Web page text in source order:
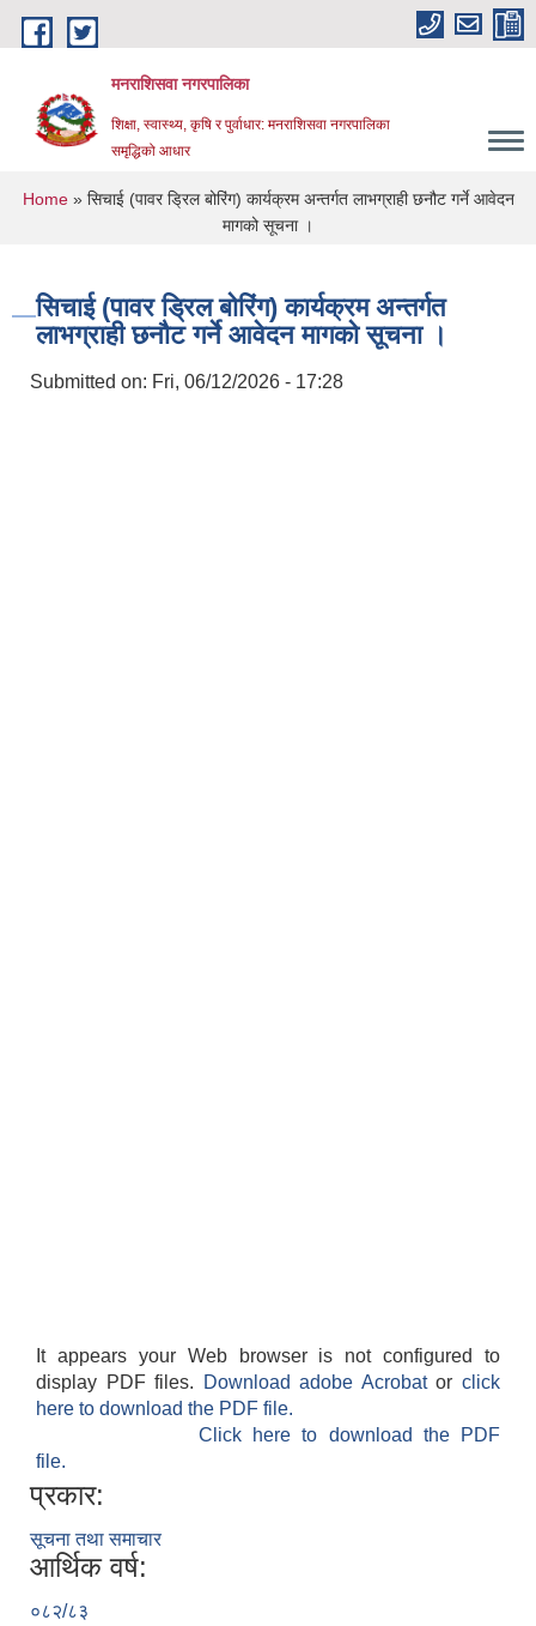
Skip to main content
मनराशिसवा नगरपालिका
शिक्षा, स्वास्थ्य, कृषि र पुर्वाधार: मनराशिसवा नगरपालिका
समृद्धिको आधार
You are here
Home» सिचाई (पावर ड्रिल बोरिंग) कार्यक्रम अन्तर्गत लाभग्राही छनौट गर्ने आवेदन
मागको सूचना ।
सिचाई (पावर ड्रिल बोरिंग) कार्यक्रम अन्तर्गत
लाभग्राही छनौट गर्ने आवेदन मागको सूचना ।
Submitted on: Fri, 06/12/2026 - 17:28
It appears your Web browser is not configured to
display PDF files.
Download adobe Acrobatorclick
here to download the PDF file.
Click here to download the PDF
file.
प्रकार:
सूचना तथा समाचार
आर्थिक वर्ष:
०८२/८३